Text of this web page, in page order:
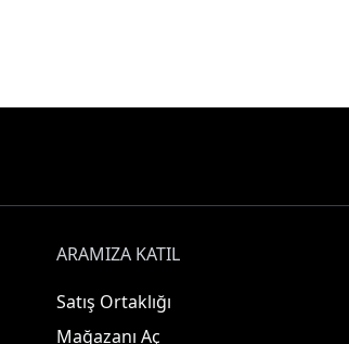
ARAMIZA KATIL
Satış Ortaklığı
Mağazanı Aç